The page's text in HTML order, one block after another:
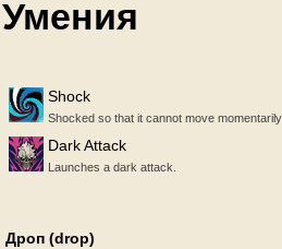
Умения
Shock
Shocked so that it cannot move momentarily.
Dark Attack
Launches a dark attack.
Дроп (drop)